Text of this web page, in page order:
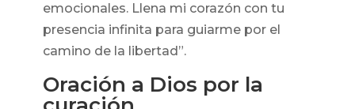
emocionales. Llena mi corazón con tu
presencia infinita para guiarme por el
camino de la libertad”.
Oración a Dios por la